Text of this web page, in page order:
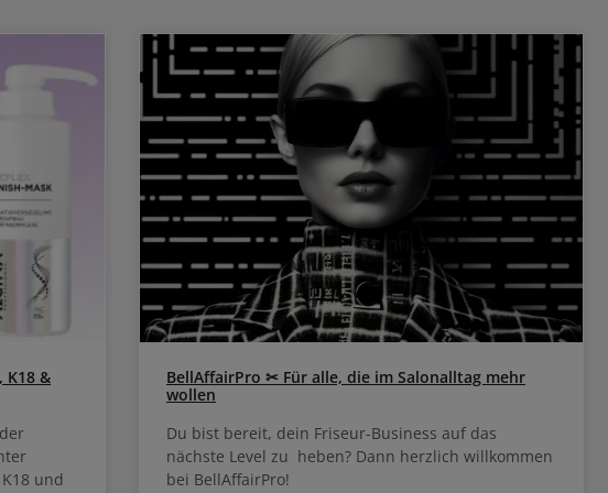
Der Blondme Toner von Schwarzkopf mit
Farbpigmenten wurde nämlich für aufgehelltes
oder naturblondes Haar entwickelt. Er ist das
ideale Produkt um einen ganz individuellen
Blondton zu schaffen. Mit den 14 Nuancen lässt
sich dein Blond veredeln und nuancieren. Je
nach Vorliebe erzielt man warme oder kalte
Nuancen. Für einzigartiges Blond mit dem
gewissen Etwas, das in kühlem und aschigen lila
glänzt, im frischen und warmen Aprikot- und
Erdbeertönen schimmert oder in kühlem
strahlendes und glänzendes Haar in der
gewünschten Nuance Mit neuer, verbesserter
Rezeptur, die mit der Bond Enforcing
Technologie für gestärktes, gesünderes Haar
ausgestattet ist. Anwendungsempfehlung für
Schwarzkopf BlondMe Toner Unmittelbar nach
ohne Kopfhautkontakt. Alle Blonde Toning-
Nuancen sind untereinander mischbar. Der
Toner wird immer im Verhältnis 1:1 mit dem
BlondMe Developer 2% 7 Vol. gemischt. 5 bis 20
Minuten einwirken lassen.
Farbpigmenten wurde nämlich für
oder naturblondes Haar entwickelt. Er ist
ideale Produkt um einen ganz
Blondton zu schaffen. Mit den 14
sich dein Blond veredeln und
nach Vorliebe erzielt man
Nuancen. Für einzigartiges
gewissen Etwas, das in kühlem
glänzt, im frischen und warmen
Erdbeertönen schimmert oder
Stahlblau strahlt. Resultat: Aufgehelltes,
strahlendes und glänzendes
gewünschten Nuance Mit neuer, verbesserter
Rezeptur, die mit der Bond
Technologie für gestärktes,
ausgestattet ist. Anwendungsempfehlung für
Schwarzkopf BlondMe Toner Unmittelbar nach
dem Mischen auf das
ohne Kopfhautkontakt. Alle Blonde Toning-
Toner wird immer im Verhältnis
BlondMe Developer 2% 7 Vol. gemischt. 5
Minuten einwirken
K18 &
und
BellAffairPro ✂ Für alle, die im Salonalltag mehr
wollen
Du bist bereit, dein Friseur-Business auf das
nächste Level zu heben? Dann herzlich willkommen
bei BellAffairPro!